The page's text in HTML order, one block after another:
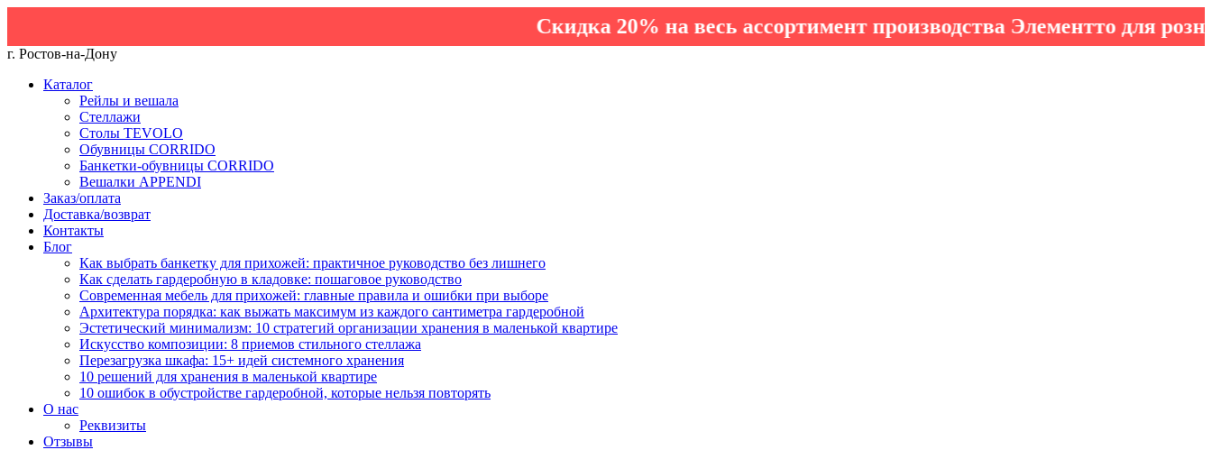
Скидка 20% на весь ассортимент производства Элементто для розничных
г. Ростов-на-Дону
Каталог
Рейлы и вешала
Стеллажи
Столы TEVOLO
Обувницы CORRIDO
Банкетки-обувницы CORRIDO
Вешалки APPENDI
Заказ/оплата
Доставка/возврат
Контакты
Блог
Как выбрать банкетку для прихожей: практичное руководство без лишнего
Как сделать гардеробную в кладовке: пошаговое руководство
Современная мебель для прихожей: главные правила и ошибки при выборе
Архитектура порядка: как выжать максимум из каждого сантиметра гардеробной
Эстетический минимализм: 10 стратегий организации хранения в маленькой квартире
Искусство композиции: 8 приемов стильного стеллажа
Перезагрузка шкафа: 15+ идей системного хранения
10 решений для хранения в маленькой квартире
10 ошибок в обустройстве гардеробной, которые нельзя повторять
О нас
Реквизиты
Отзывы